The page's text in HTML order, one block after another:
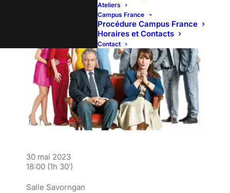
Ateliers
Campus France
Procédure Campus France
Horaires et Contacts
Contact
30 mai 2023
18:00 (1h 30′)
Salle Savorngan